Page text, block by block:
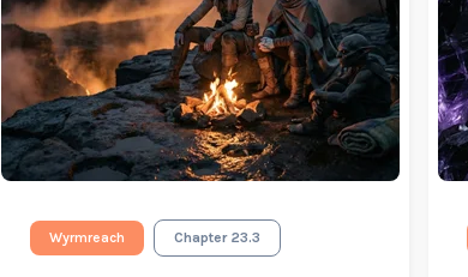
Wyrmreach Chapter 23.3